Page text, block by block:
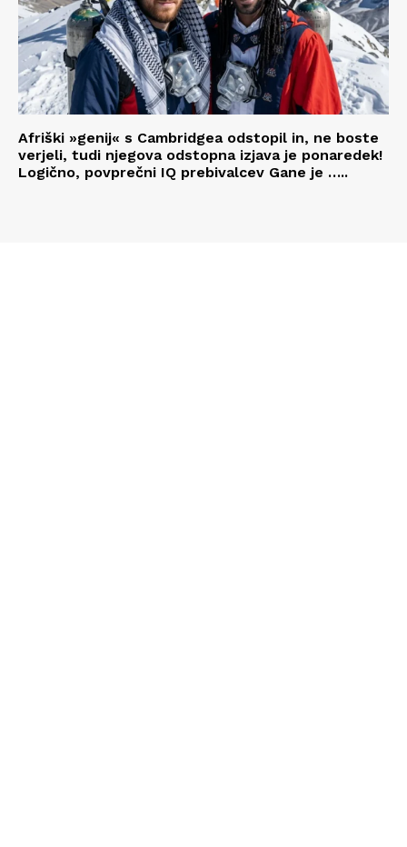
Afriški »genij« s Cambridgea odstopil in, ne boste
verjeli, tudi njegova odstopna izjava je ponaredek!
Logično, povprečni IQ prebivalcev Gane je …..